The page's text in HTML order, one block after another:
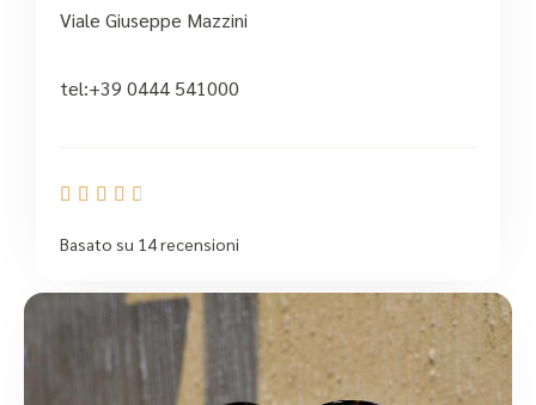
Viale Giuseppe Mazzini
tel:+39 0444 541000
    
Basato su 14 recensioni